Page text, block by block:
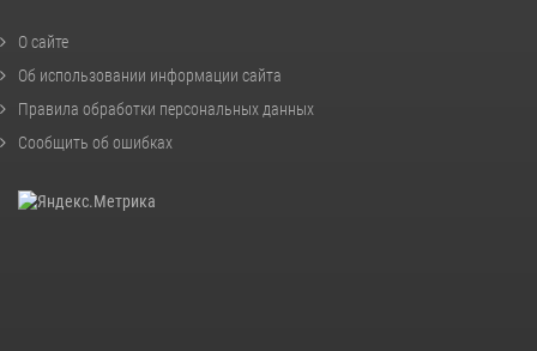
О сайте
Об использовании информации сайта
Правила обработки персональных данных
Сообщить об ошибках